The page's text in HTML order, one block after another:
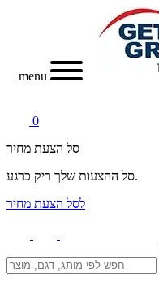
menu
0
סל הצעת מחיר
סל ההצעות שלך ריק כרגע.
לסל הצעת מחיר